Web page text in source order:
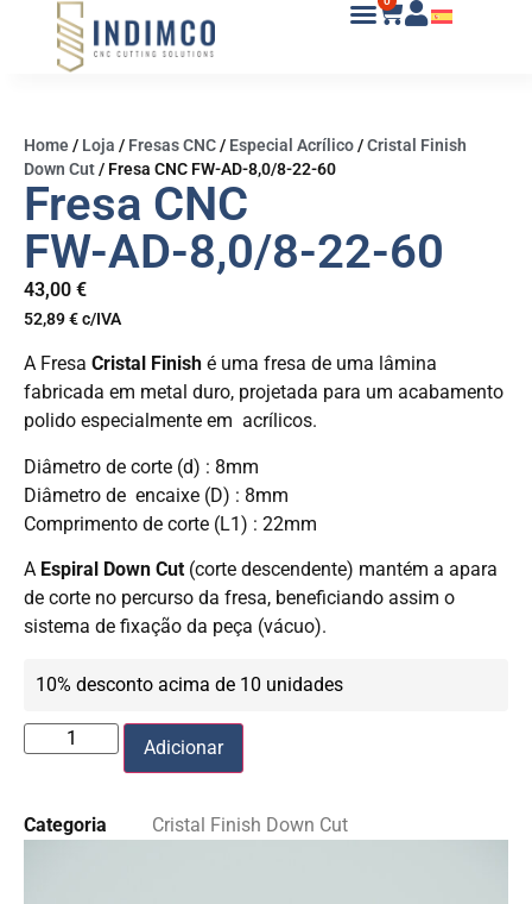
Home/ Loja / Fresas CNC/ Especial Acrílico/Cristal Finish
Down Cut/ Fresa CNC FW-AD-8,0/8-22-60
Fresa CNC
FW-AD-8,0/8-22-60
43,00 €
52,89€c/IVA
A Fresa Cristal Finish é uma fresa de uma lâmina
fabricada em metal duro, projetada para um acabamento
polido especialmente em acrílicos.
Diâmetro de corte (d) : 8mm
Diâmetro de encaixe (D) : 8mm
Comprimento de corte (L1) : 22mm
A Espiral Down Cut (corte descendente) mantém a apara
de corte no percurso da fresa, beneficiando assim o
sistema de fixação da peça (vácuo).
10% desconto acima de 10 unidades
Adicionar
Categoria Cristal Finish Down Cut